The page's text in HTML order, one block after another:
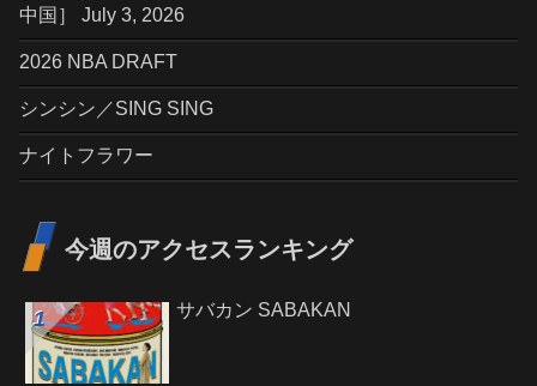
中国］ July 3, 2026
2026 NBA DRAFT
シンシン／SING SING
ナイトフラワー
今週のアクセスランキング
サバカン SABAKAN